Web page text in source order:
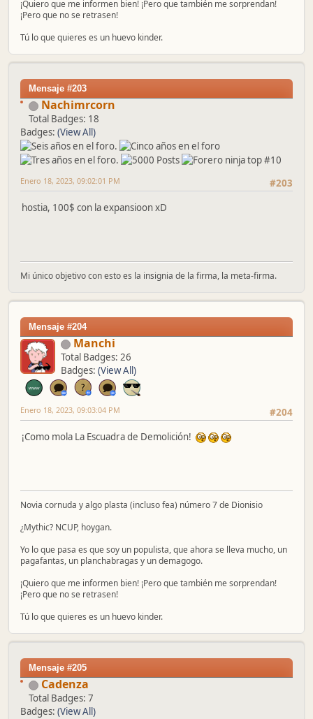
¡Quiero que me informen bien! ¡Pero que también me sorprendan!
¡Pero que no se retrasen!
Tú lo que quieres es un huevo kinder.
Mensaje #203
Nachimrcorn
Total Badges: 18
Badges: (View All)
#203
Enero 18, 2023, 09:02:01 PM
hostia, 100$ con la expansioon xD
Mi único objetivo con esto es la insignia de la firma, la meta-firma.
Mensaje #204
Manchi
Total Badges: 26
Badges: (View All)
#204
Enero 18, 2023, 09:03:04 PM
¡Como mola La Escuadra de Demolición!
Novia cornuda y algo plasta (incluso fea) número 7 de Dionisio
¿Mythic? NCUP, hoygan.
Yo lo que pasa es que soy un populista, que ahora se lleva mucho, un
pagafantas, un planchabragas y un demagogo.
¡Quiero que me informen bien! ¡Pero que también me sorprendan!
¡Pero que no se retrasen!
Tú lo que quieres es un huevo kinder.
Mensaje #205
Cadenza
Total Badges: 7
Badges: (View All)